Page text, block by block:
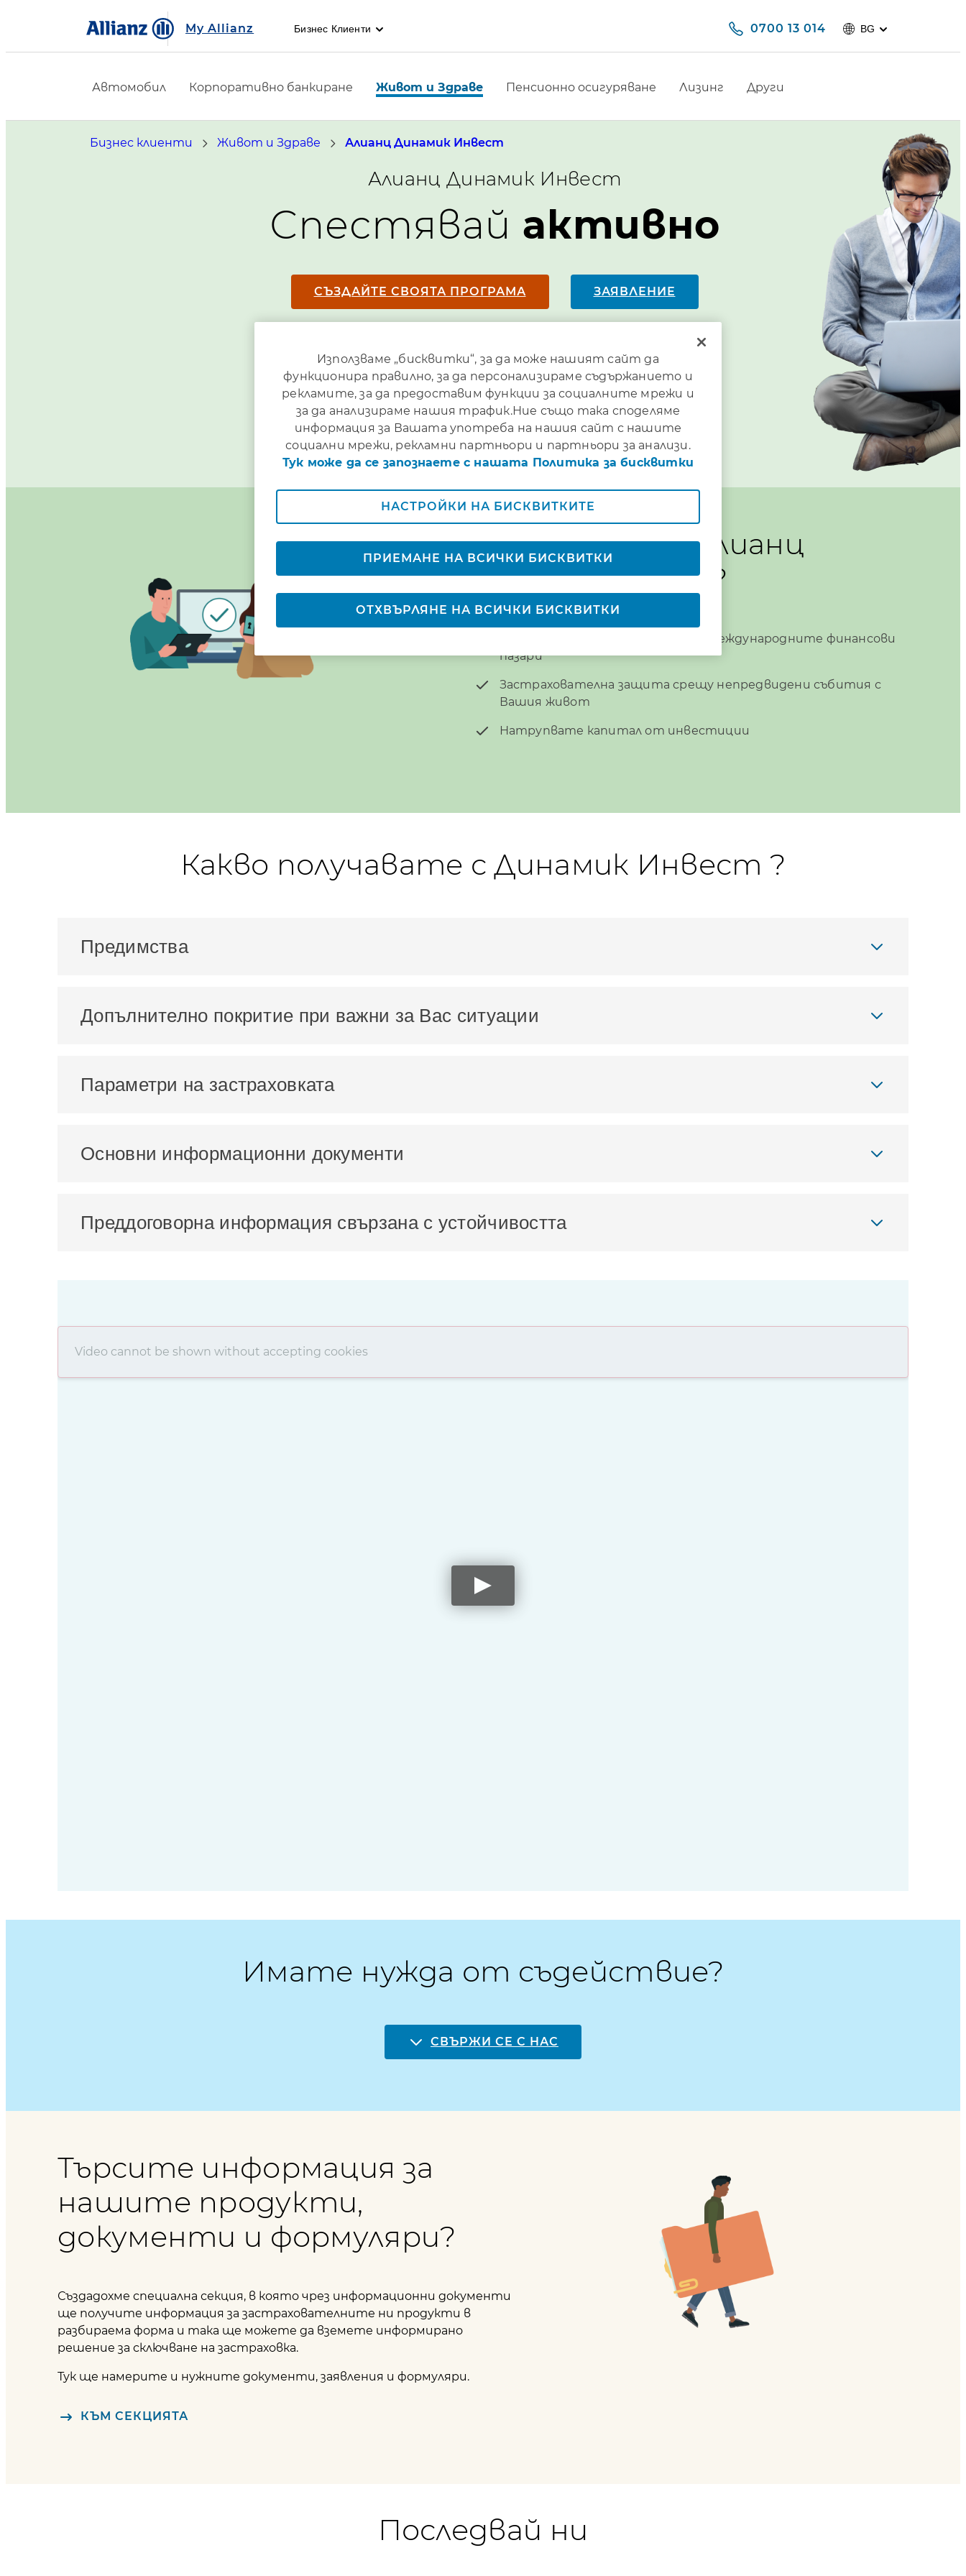
My Allianz Бизнес Клиенти 0700 13 014 BG
Автомобил Корпоративно банкиране Живот и Здраве Пенсионно осигуряване Лизинг Други
Бизнес клиенти Живот и Здраве Алианц Динамик Инвест
Алианц Динамик Инвест
Спестявай активно
СЪЗДАЙТЕ СВОЯТА ПРОГРАМА ЗАЯВЛЕНИЕ
Защо да избера Алианц
Динамик Инвест?
Лична инвестиция, с достъп до международните финансови
пазари
Застрахователна защита срещу непредвидени събития с
Вашия живот
Натрупвате капитал от инвестиции
Какво получавате с Динамик Инвест ?
Предимства
Допълнително покритие при важни за Вас ситуации
Параметри на застраховката
Основни информационни документи
Преддоговорна информация свързана с устойчивостта
Video cannot be shown without accepting cookies
Имате нужда от съдействие?
СВЪРЖИ СЕ С НАС
Търсите информация за
нашите продукти,
документи и формуляри?
Създадохме специална секция, в която чрез информационни документи
ще получите информация за застрахователните ни продукти в
разбираема форма и така ще можете да вземете информирано
решение за сключване на застраховка.
Тук ще намерите и нужните документи, заявления и формуляри.
КЪМ СЕКЦИЯТА
Последвай ни
Използваме „бисквитки“, за да може нашият сайт да
функционира правилно, за да персонализираме съдържанието и
рекламите, за да предоставим функции за социалните мрежи и
за да анализираме нашия трафик.Ние също така споделяме
информация за Вашата употреба на нашия сайт с нашите
социални мрежи, рекламни партньори и партньори за анализи.
Тук може да се запознаете с нашата Политика за бисквитки
НАСТРОЙКИ НА БИСКВИТКИТЕ
ОТХВЪРЛЯНЕ НА ВСИЧКИ БИСКВИТКИ
ПРИЕМАНЕ НА ВСИЧКИ БИСКВИТКИ